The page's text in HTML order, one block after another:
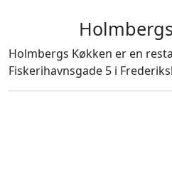
Holmbergs Køkken er en
Fiskerihavnsgade 5 i